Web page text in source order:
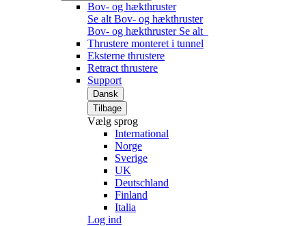
Bov- og hækthruster
Se alt Bov- og hækthruster
Bov- og hækthruster Se alt
Thrustere monteret i tunnel
Eksterne thrustere
Retract thrustere
Support
Dansk
Tilbage
Vælg sprog
International
Norge
Sverige
UK
Deutschland
Finland
Italia
Log ind